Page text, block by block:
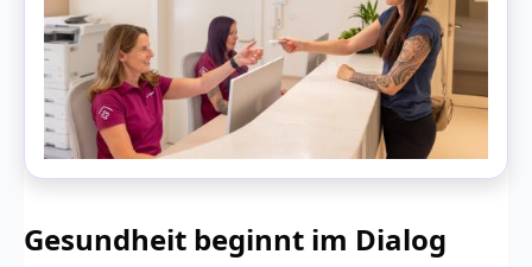
Gesundheit beginnt im Dialog